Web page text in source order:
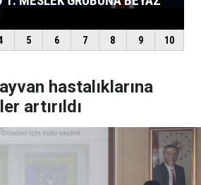
hastalıklarına
artırıldı